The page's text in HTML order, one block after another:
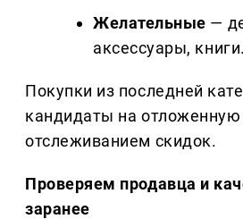
Желательные —
аксессуары, книги.
Покупки из последней
кандидаты на отложенную
отслеживанием скидок.
Проверяем продавца и
заранее